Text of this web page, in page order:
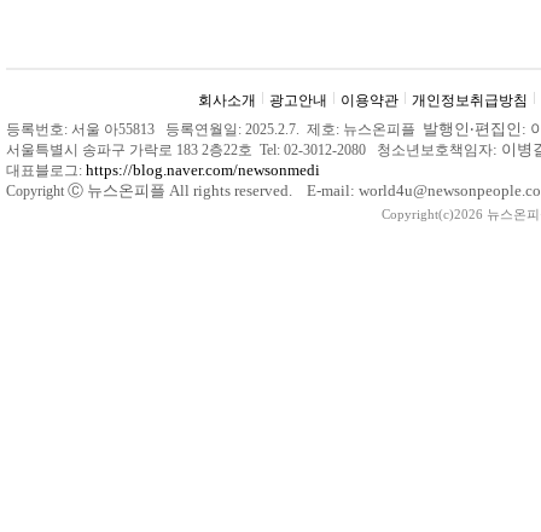
회사소개 광고안내 이용약관
개인정보취급방침
등록번호: 서울 아55813 등록연월일: 2025.2.7. 제호: 뉴스온피플 발행인 ‧편집인:
서울특별시 송파구 가락로 183 2층22호 Tel: 02-3012-2080 청소년보호책임자: 이
대표블로그: https://blog.naver.com/newsonmedi
Copyright Ⓒ 뉴스온피플 All rights reserved. E-mail:
Copyright(c)2026 뉴스온